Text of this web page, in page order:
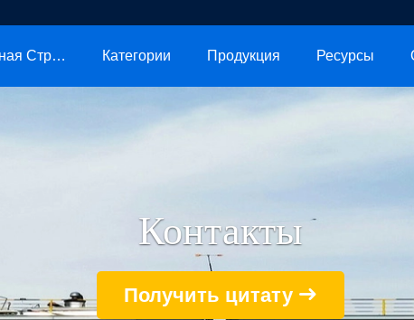
Главная Страница Категории Продукция Ресурсы
Контакты
Получить цитату